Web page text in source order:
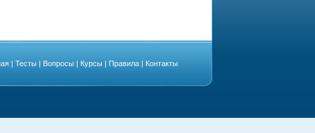
| Тесты | Вопросы | Курсы | Правила | Контакты